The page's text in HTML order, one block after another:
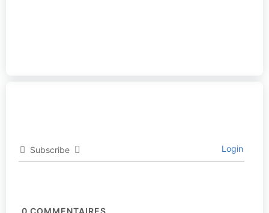
Subscribe Login